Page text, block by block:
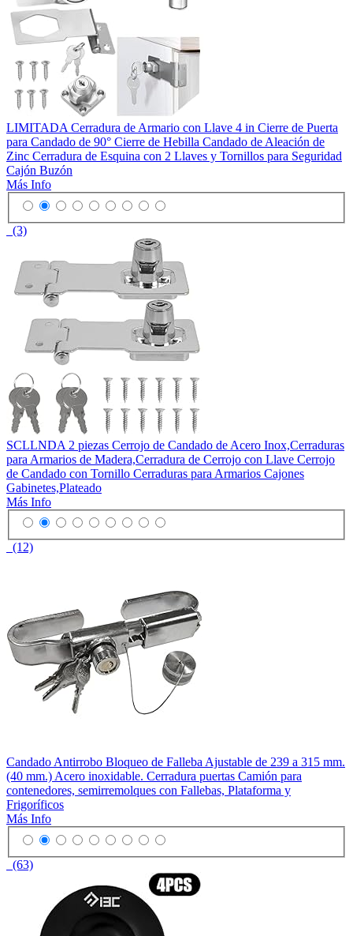
LIMITADA Cerradura de Armario con Llave 4 in Cierre de Puerta
para Candado de 90° Cierre de Hebilla Candado de Aleación de
Zinc Cerradura de Esquina con 2 Llaves y Tornillos para Seguridad
Cajón Buzón
Más Info
(3)
SCLLNDA 2 piezas Cerrojo de Candado de Acero Inox,Cerraduras
para Armarios de Madera,Cerradura de Cerrojo con Llave Cerrojo
de Candado con Tornillo Cerraduras para Armarios Cajones
Gabinetes,Plateado
Más Info
(12)
Candado Antirrobo Bloqueo de Falleba Ajustable de 239 a 315 mm.
(40 mm.) Acero inoxidable. Cerradura puertas Camión para
contenedores, semirremolques con Fallebas, Plataforma y
Frigoríficos
Más Info
(63)